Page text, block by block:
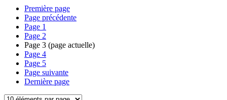
Première page
Page précédente
Page 1
Page 2
Page 3 (page actuelle)
Page 4
Page 5
Page suivante
Dernière page